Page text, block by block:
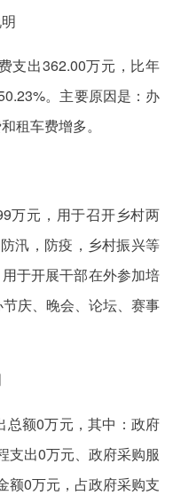
支出362.00万元，比年
。主要原因是：办
租车费增多。
万元，用于召开乡村两
汛，防疫，乡村振兴等
于开展干部在外参加培
庆、晚会、论坛、赛事
总额0万元，其中：政府
支出0万元、政府采购服
额0万元，占政府采购支